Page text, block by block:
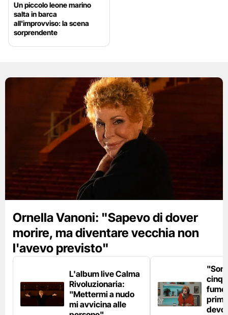
Un piccolo leone marino
salta in barca
all'improvviso: la scena
sorprendente
Ornella Vanoni: "Sapevo di dover
morire, ma diventare vecchia non
l'avevo previsto"
L'album live Calma
Rivoluzionaria:
"Mettermi a nudo
mi avvicina alle
fumo
devo